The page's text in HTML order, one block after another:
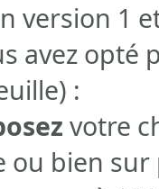
version 1
avez opté
:
votre
ou bien